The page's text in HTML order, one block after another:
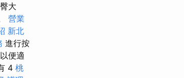
大
營業
新北
進行按
便適
4 桃